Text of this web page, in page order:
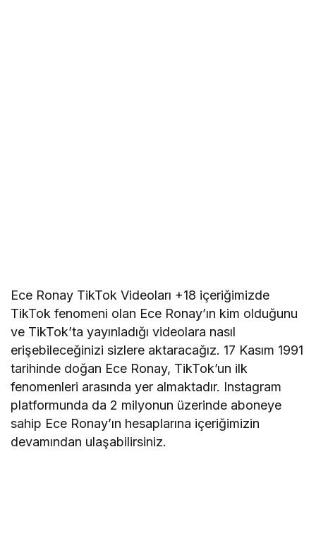
Ece Ronay TikTok Videoları +18 içeriğimizde
TikTok fenomeni olan Ece Ronay’ın kim olduğunu
ve TikTok’ta yayınladığı videolara nasıl
erişebileceğinizi sizlere aktaracağız. 17 Kasım 1991
tarihinde doğan Ece Ronay, TikTok’un ilk
fenomenleri arasında yer almaktadır. Instagram
platformunda da 2 milyonun üzerinde aboneye
sahip Ece Ronay’ın hesaplarına içeriğimizin
devamından ulaşabilirsiniz.